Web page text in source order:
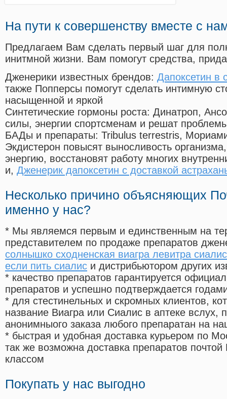
На пути к совершенству вместе с
Предлагаем Вам сделать первый шаг для
инитмной жизни. Вам помогут средства,
Дженерики известных брендов: Дапоксетин в
также Попперсы помогут сделать интимную
насыщенной и яркой
Синтетические гормоны роста: Динатроп,
силы, энергии спортсменам и решат
БАДы и препараты: Tribulus terrestris,
Экдистерон повысят выносливость
энергию, восстановят работу многих
и, Дженерик дапоксетин с доставкой
Несколько причино объясняющих
именно у нас?
* Мы являемся первым и единственным на
представителем по продаже препаратов
солнышко сходненская виагра левитра сиалис
если пить сиалис и дистрибьютором других
* качество препаратов гарантируется
препаратов и успешно подтверждается
* для стестинельных и скромных клиентов,
название Виагра или Сиалис в аптеке вслух,
анонимныого заказа любого препаратан на
* быстрая и удобная доставка курьером по
так же возможна доставка препаратов
классом
Покупать у нас выгодно